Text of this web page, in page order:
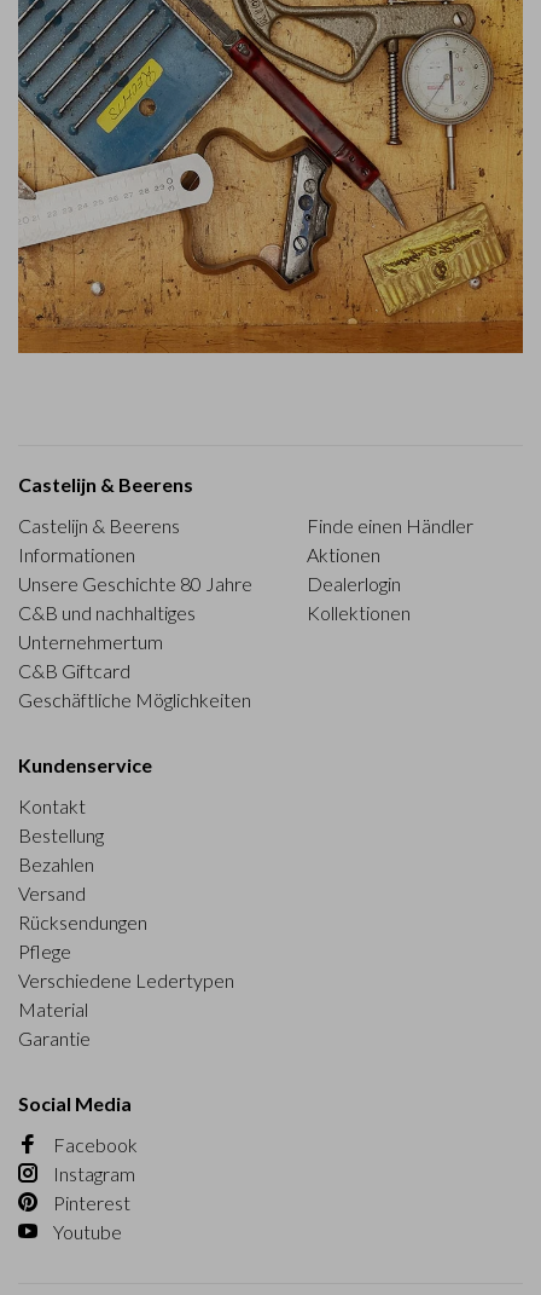
Castelijn & Beerens
Castelijn & Beerens
Informationen
Unsere Geschichte 80 Jahre
C&B und nachhaltiges
Unternehmertum
C&B Giftcard
Geschäftliche Möglichkeiten
Finde einen Händler
Aktionen
Dealerlogin
Kollektionen
Kundenservice
Kontakt
Bestellung
Bezahlen
Versand
Rücksendungen
Pflege
Verschiedene Ledertypen
Material
Garantie
Social Media
Facebook
Instagram
Pinterest
Youtube